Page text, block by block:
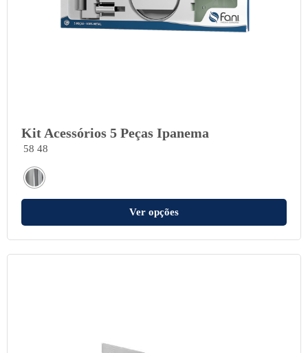
Kit Acessórios 5 Peças Ipanema
58 48
Ver opções